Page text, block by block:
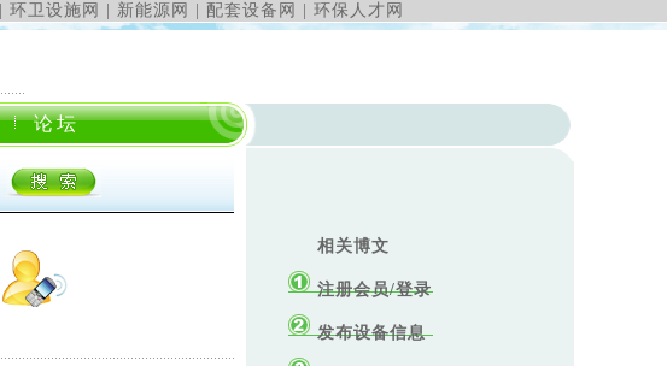
环卫设施网 新能源网 配套设备网 环保人才网
论坛
相关博文
注册会员/登录
发布设备信息